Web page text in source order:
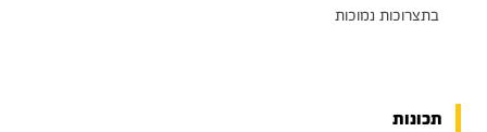
בתצרוכות נמוכות
תכונות